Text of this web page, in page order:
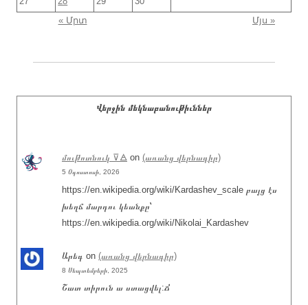
« Մրտ
Մյս »
Վերջին մեկնաբանութիւններ
մութոտնուկ ⊽🜁 on (առանց վերնագիր)
5 Օգոստոսի, 2026
https://en.wikipedia.org/wiki/Kardashev_scale բայց էս
խեղճ մարդու կեանքը՝
https://en.wikipedia.org/wiki/Nikolai_Kardashev
Արեգ on (առանց վերնագիր)
8 Սեպտեմբերի, 2025
Շատ տիրուն ա ստացվել:Ճ